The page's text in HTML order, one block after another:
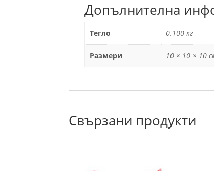
Допълнителна
Тегло 0.100 кг
Размери 10 × 10 × 10
Свързани продукти